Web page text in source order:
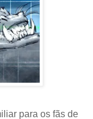
para os fãs de